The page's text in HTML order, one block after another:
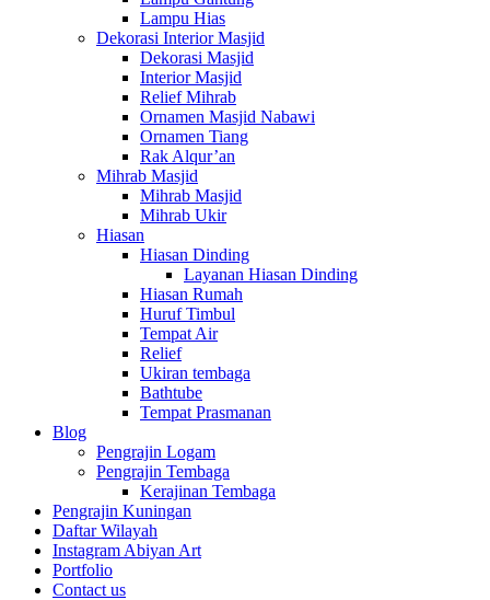
Lampu Hias
Dekorasi Interior Masjid
Dekorasi Masjid
Interior Masjid
Relief Mihrab
Ornamen Masjid Nabawi
Ornamen Tiang
Rak Alqur’an
Mihrab Masjid
Mihrab Masjid
Mihrab Ukir
Hiasan
Hiasan Dinding
Layanan Hiasan Dinding
Hiasan Rumah
Huruf Timbul
Tempat Air
Relief
Ukiran tembaga
Bathtube
Tempat Prasmanan
Blog
Pengrajin Logam
Pengrajin Tembaga
Kerajinan Tembaga
Pengrajin Kuningan
Daftar Wilayah
Instagram Abiyan Art
Portfolio
Contact us